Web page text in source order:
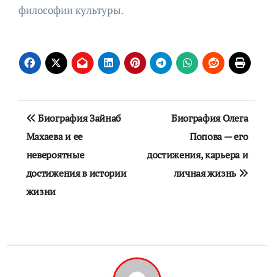
философии культуры.
Навигация
по
записям
Биография Зайнаб
Махаева и ее
невероятные
достижения в истории
жизни
Биография Олега
Попова — его
достижения, карьера и
личная жизнь